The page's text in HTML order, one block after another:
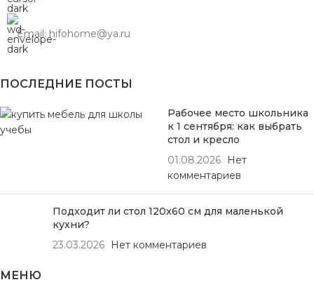
Email: hifohome@ya.ru
ПОСЛЕДНИЕ ПОСТЫ
Рабочее место школьника
к 1 сентября: как выбрать
стол и кресло
01.08.2026
Нет
комментариев
Подходит ли стол 120х60 см для маленькой
кухни?
23.03.2026
Нет комментариев
МЕНЮ